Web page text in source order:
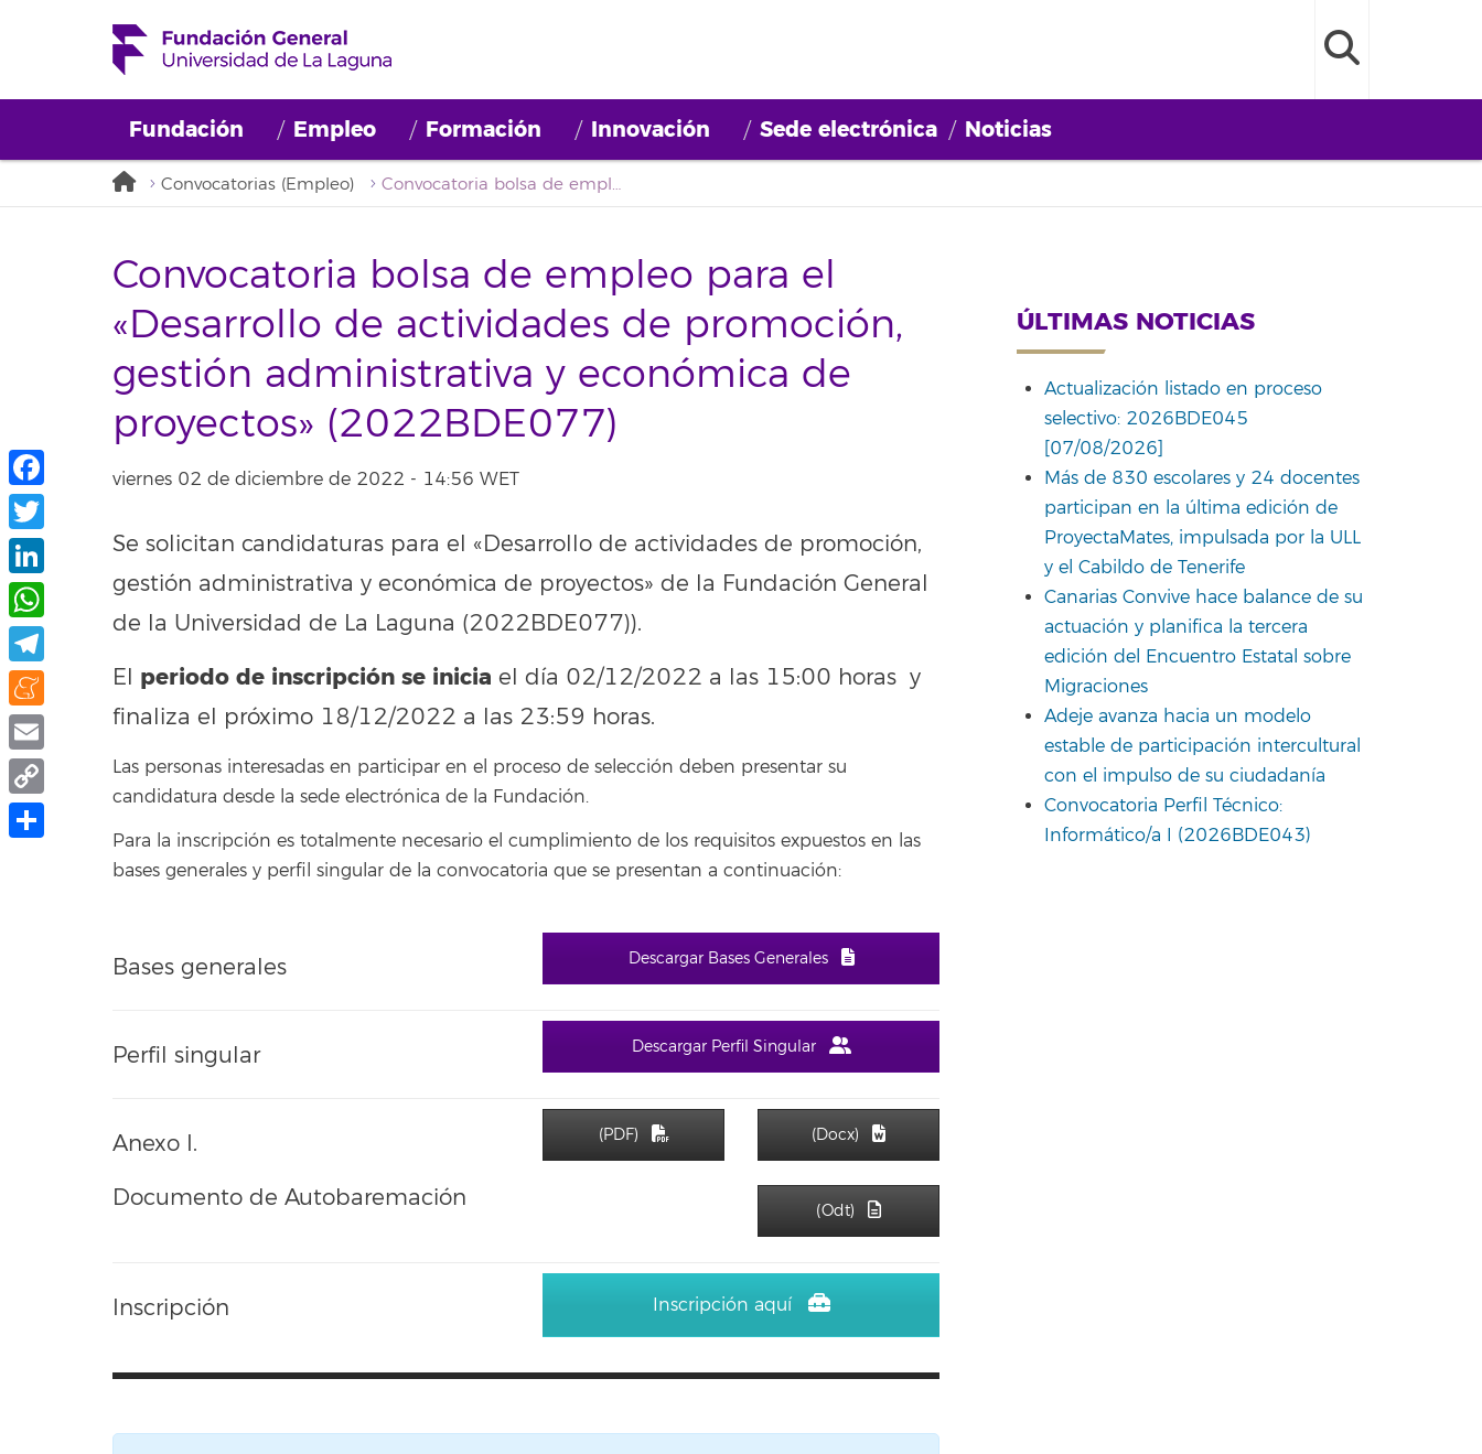
Fundación Empleo Formación Innovación Sede electrónica Noticias
Convocatorias (Empleo) Convocatoria bolsa de empleo para el «Desarrollo de actividades de promoción, gestión administrativa y económica de proyectos» (2022BDE077)
Convocatoria bolsa de empleo para el
«Desarrollo de actividades de promoción,
gestión administrativa y económica de
proyectos» (2022BDE077)
viernes 02 de diciembre de 2022 - 14:56 WET
Se solicitan candidaturas para el «Desarrollo de actividades de promoción,
gestión administrativa y económica de proyectos» de la Fundación General
de la Universidad de La Laguna (2022BDE077)).
El periodo de inscripción se inicia el día 02/12/2022 a las 15:00 horas y
finaliza el próximo 18/12/2022 a las 23:59 horas.
Las personas interesadas en participar en el proceso de selección deben presentar su
candidatura desde la sede electrónica de la Fundación.
Para la inscripción es totalmente necesario el cumplimiento de los requisitos expuestos en las
bases generales y perfil singular de la convocatoria que se presentan a continuación:
Bases generales Descargar Bases Generales
Perfil singular Descargar Perfil Singular
Anexo I.
Documento de Autobaremación
(PDF) (Docx)
(Odt)
Inscripción Inscripción aquí
ÚLTIMAS NOTICIAS
Actualización listado en proceso
selectivo: 2026BDE045
[07/08/2026]
Más de 830 escolares y 24 docentes
participan en la última edición de
ProyectaMates, impulsada por la ULL
y el Cabildo de Tenerife
Canarias Convive hace balance de su
actuación y planifica la tercera
edición del Encuentro Estatal sobre
Migraciones
Adeje avanza hacia un modelo
estable de participación intercultural
con el impulso de su ciudadanía
Convocatoria Perfil Técnico:
Informático/a I (2026BDE043)
Facebook
Twitter
LinkedIn
WhatsApp
Telegram
Meneame
Email
Copy